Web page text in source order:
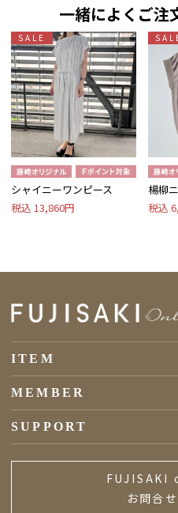
一緒によくご注
SALE
シャイニーワンピース
税込 13,860円
楊柳
税込
ITEM
MEMBER
SUPPORT
FUJISAKI
お問合